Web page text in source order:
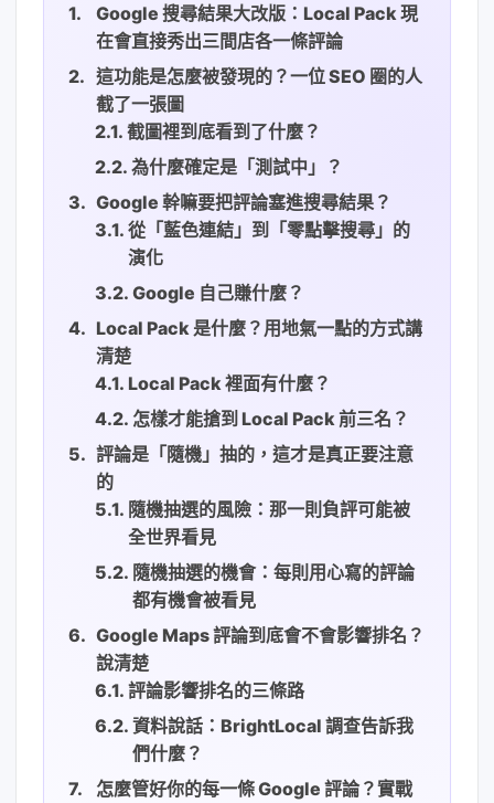
Google 搜尋結果大改版：Local Pack 現
在會直接秀出三間店各一條評論
這功能是怎麼被發現的？一位 SEO 圈的人
截了一張圖
截圖裡到底看到了什麼？
為什麼確定是「測試中」？
Google 幹嘛要把評論塞進搜尋結果？
從「藍色連結」到「零點擊搜尋」的
演化
Google 自己賺什麼？
Local Pack 是什麼？用地氣一點的方式講
清楚
Local Pack 裡面有什麼？
怎樣才能搶到 Local Pack 前三名？
評論是「隨機」抽的，這才是真正要注意
的
隨機抽選的風險：那一則負評可能被
全世界看見
隨機抽選的機會：每則用心寫的評論
都有機會被看見
Google Maps 評論到底會不會影響排名？
說清楚
評論影響排名的三條路
資料說話：BrightLocal 調查告訴我
們什麼？
怎麼管好你的每一條 Google 評論？實戰